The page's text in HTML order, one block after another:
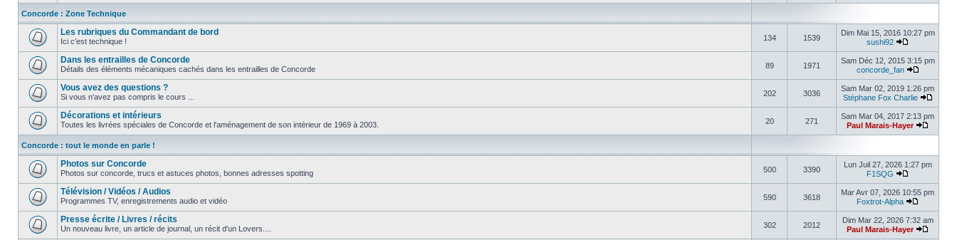
Concorde : Zone Technique
Les rubriques du Commandant de bord
Ici c'est technique ! 134 1539
Dim Mai 15, 2016 10:27 pm
sushi92
Dans les entrailles de Concorde
Détails des éléments mécaniques cachés dans les entrailles de Concorde 89 1971
Sam Déc 12, 2015 3:15 pm
concorde_fan
Vous avez des questions ?
Si vous n'avez pas compris le cours ... 202 3036
Sam Mar 02, 2019 1:26 pm
Stéphane Fox Charlie
Décorations et intérieurs
Toutes les livrées spéciales de Concorde et l'aménagement de son intérieur de 1969 à 2003. 20 271
Sam Mar 04, 2017 2:13 pm
Paul Marais-Hayer
Concorde : tout le monde en parle !
Photos sur Concorde
Photos sur concorde, trucs et astuces photos, bonnes adresses spotting 500 3390
Lun Juil 27, 2026 1:27 pm
F1SQG
Télévision / Vidéos / Audios
Programmes TV, enregistrements audio et vidéo 590 3618
Mar Avr 07, 2026 10:55 pm
Foxtrot-Alpha
Presse écrite / Livres / récits
Un nouveau livre, un article de journal, un récit d'un Lovers.... 302 2012
Dim Mar 22, 2026 7:32 am
Paul Marais-Hayer